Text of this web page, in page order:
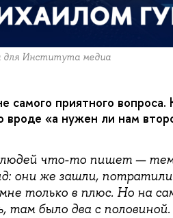
для Института медиа
самого приятного
вроде «а нужен ли нам
что-то пишет —
они же зашли,
только в плюс. Но на
там было два с половиной.